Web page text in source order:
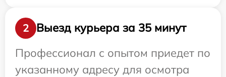
2
Выезд курьера за 35 минут
Профессионал с опытом приедет по
указанному адресу для осмотра